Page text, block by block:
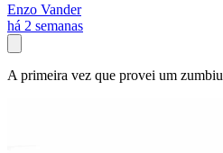
Enzo Vander
há 2 semanas
A primeira vez que provei um zumbiu